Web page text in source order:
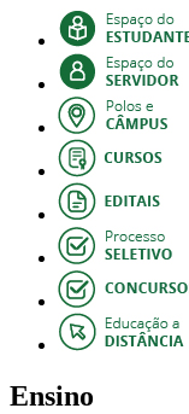
Ensino